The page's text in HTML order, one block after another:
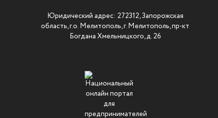
Юридический адрес: 272312, Запорожская
область, г.о. Мелитополь, г. Мелитополь, пр-кт
Богдана Хмельницкого, д. 26